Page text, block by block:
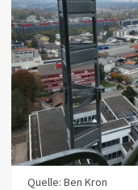
Quelle: Ben Kron